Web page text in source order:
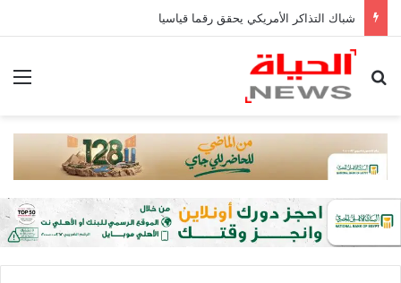
شباك التذاكر الأمريكي يحقق رقما قياسيا
بحث عن